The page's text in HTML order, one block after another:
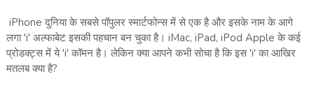
iPhone दुनिया के सबसे पॉपुलर स्मार्टफोन्स में से एक है और इसके नाम के आगे
लगा 'i' अल्फाबेट इसकी पहचान बन चुका है। iMac, iPad, iPod Apple के कई
प्रोडक्ट्स में ये 'i' कॉमन है। लेकिन क्या आपने कभी सोचा है कि इस 'i' का आखिर
मतलब क्या है?